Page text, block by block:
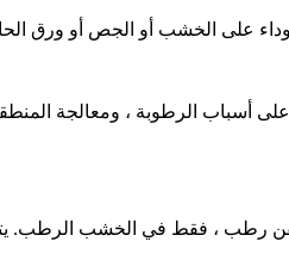
أسباب الرطوبة ، ومعالجة